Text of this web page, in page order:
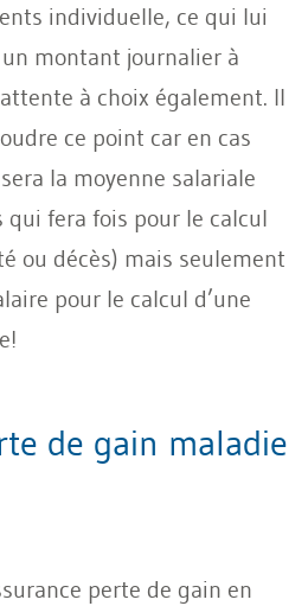
individuelle, ce qui lui
montant journalier à
à choix également. Il
ce point car en cas
la moyenne salariale
qui fera fois pour le calcul
ou décès) mais seulement
pour le calcul d’une
de gain maladie
perte de gain en